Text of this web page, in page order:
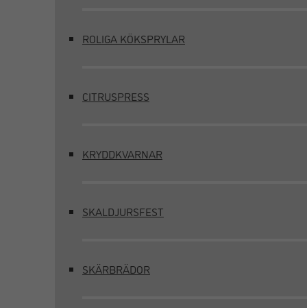
ROLIGA KÖKSPRYLAR
CITRUSPRESS
KRYDDKVARNAR
SKALDJURSFEST
SKÄRBRÄDOR